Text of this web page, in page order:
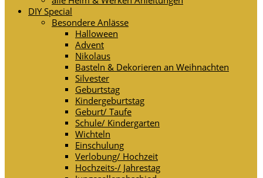
DIY Special
Besondere Anlässe
Halloween
Advent
Nikolaus
Basteln & Dekorieren an Weihnachten
Silvester
Geburtstag
Kindergeburtstag
Geburt/ Taufe
Schule/ Kindergarten
Wichteln
Einschulung
Verlobung/ Hochzeit
Hochzeits-/ Jahrestag